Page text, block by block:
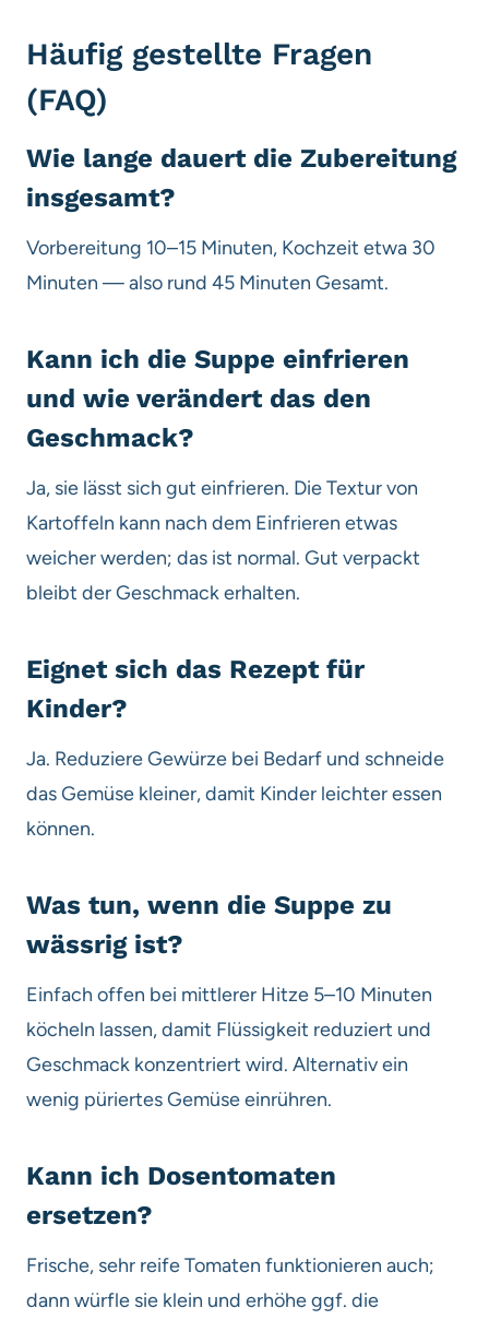
Häufig gestellte Fragen
(FAQ)
Wie lange dauert die Zubereitung
insgesamt?
Vorbereitung 10–15 Minuten, Kochzeit etwa 30
Minuten — also rund 45 Minuten Gesamt.
Kann ich die Suppe einfrieren
und wie verändert das den
Geschmack?
Ja, sie lässt sich gut einfrieren. Die Textur von
Kartoffeln kann nach dem Einfrieren etwas
weicher werden; das ist normal. Gut verpackt
bleibt der Geschmack erhalten.
Eignet sich das Rezept für
Kinder?
Ja. Reduziere Gewürze bei Bedarf und schneide
das Gemüse kleiner, damit Kinder leichter essen
können.
Was tun, wenn die Suppe zu
wässrig ist?
Einfach offen bei mittlerer Hitze 5–10 Minuten
köcheln lassen, damit Flüssigkeit reduziert und
Geschmack konzentriert wird. Alternativ ein
wenig püriertes Gemüse einrühren.
Kann ich Dosentomaten
ersetzen?
Frische, sehr reife Tomaten funktionieren auch;
dann würfle sie klein und erhöhe ggf. die